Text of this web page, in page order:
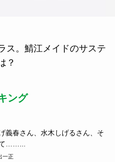
ス。鯖江メイドのサステ
？
ング
義春さん、水木しげるさん、そ
……...
一正